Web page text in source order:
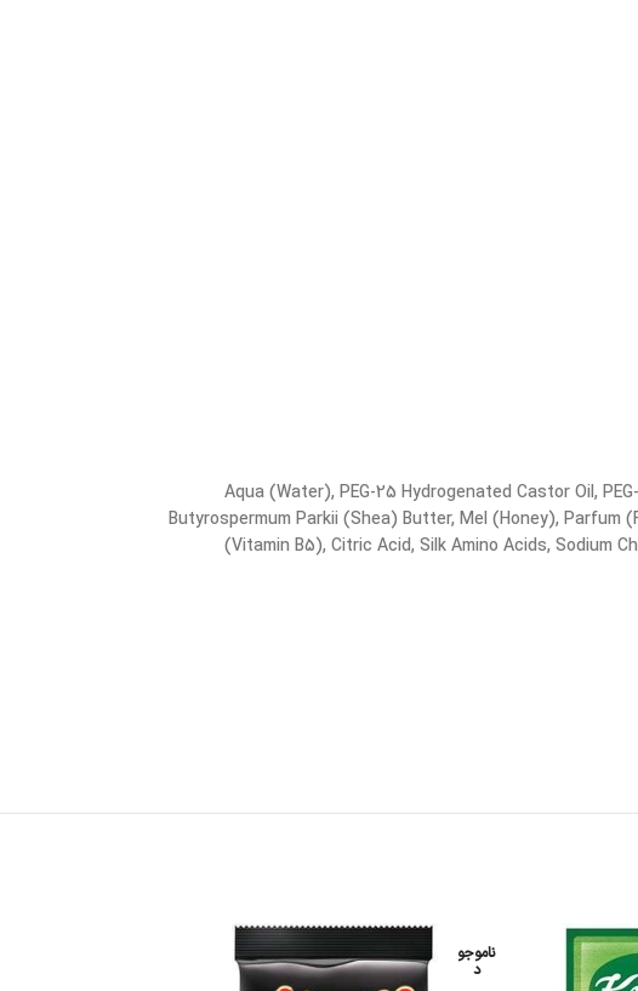
Aqua (Water), PEG-25 Hydrogenated Castor Oil,
Butyrospermum Parkii (Shea) Butter, Mel (Honey), Parfum
(Vitamin B5), Citric Acid, Silk Amino Acids, Sodium
ناموجو
د